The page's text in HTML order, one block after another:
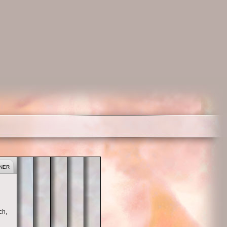
HOCHZEITSGÄSTE
HOCHZEITSFEIER
HOCHZEITSBRÄUCHE